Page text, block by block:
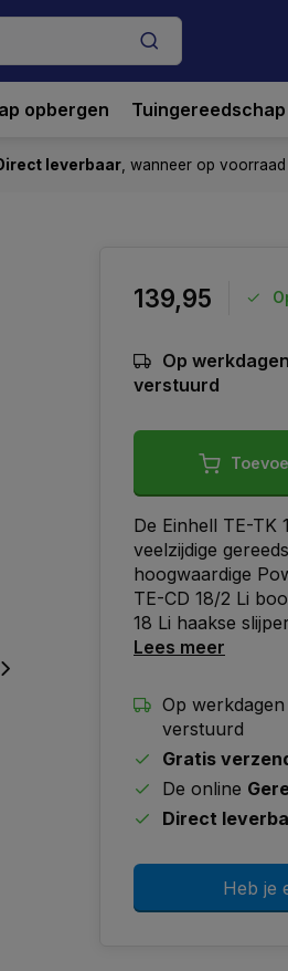
opbergen Tuingereedschap
leverbaar , wanneer op voorraad
139,95
Op
verstuurd
De Einhell TE-TK
veelzijdige
hoogwaardige
TE-CD 18/2 Li
18 Li haakse
Lees meer
Op
verstuurd
Gratis
De online
Direct
Heb je